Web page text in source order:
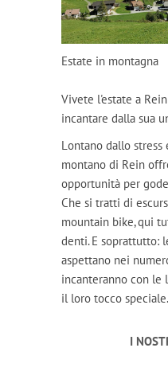
Estate in montagna
Vivete l'estate a
incantare dalla sua
Lontano dallo stress
montano di Rein
opportunità per
Che si tratti di
mountain bike, qui
denti. E soprattutto:
aspettano nei
incanteranno con le
il loro tocco speciale.
I